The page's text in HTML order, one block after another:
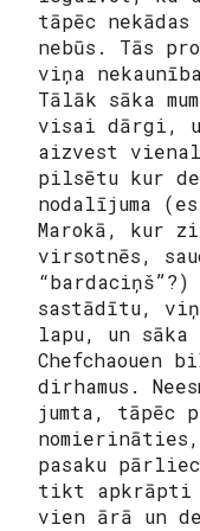
tāpēc
nebūs. Tās
viņa
Tālāk sāka
visai dārgi,
aizvest
pilsētu kur
nodalījuma
Marokā, kur
virsotnēs,
sastādītu,
lapu, un sāka
Chefchaouen
dirhamus.
jumta, tāpēc
pasaku
tikt apkrāpti
vien ārā un